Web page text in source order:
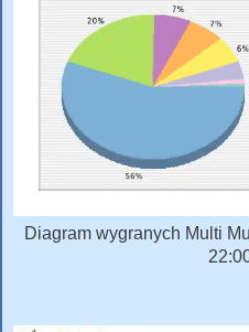
Diagram wygranych Multi